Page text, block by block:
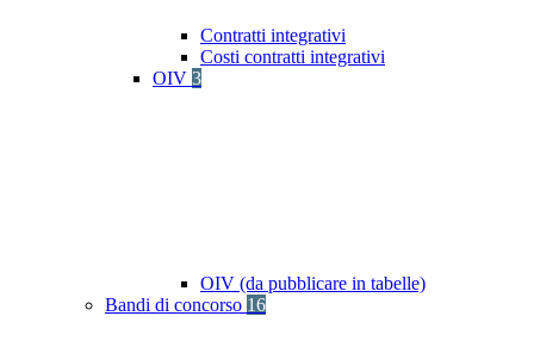
Contratti integrativi
Costi contratti integrativi
OIV 3
OIV (da pubblicare in tabelle)
Bandi di concorso 16